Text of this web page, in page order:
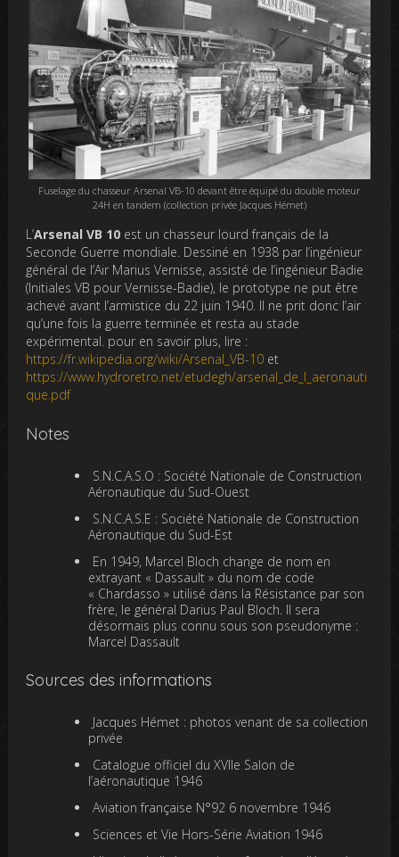
Fuselage du chasseur Arsenal VB-10 devant être équipé du double moteur
24H en tandem (collection privée Jacques Hémet)
L’Arsenal VB 10 est un chasseur lourd français de la
Seconde Guerre mondiale. Dessiné en 1938 par l’ingénieur
général de l’Air Marius Vernisse, assisté de l’ingénieur Badie
(Initiales VB pour Vernisse-Badie), le prototype ne put être
achevé avant l’armistice du 22 juin 1940. Il ne prit donc l’air
qu’une fois la guerre terminée et resta au stade
expérimental. pour en savoir plus, lire :
https://fr.wikipedia.org/wiki/Arsenal_VB-10 et
https://www.hydroretro.net/etudegh/arsenal_de_l_aeronauti
que.pdf
Notes
S.N.C.A.S.O : Société Nationale de Construction
Aéronautique du Sud-Ouest
S.N.C.A.S.E : Société Nationale de Construction
Aéronautique du Sud-Est
En 1949, Marcel Bloch change de nom en
extrayant « Dassault » du nom de code
« Chardasso » utilisé dans la Résistance par son
frère, le général Darius Paul Bloch. Il sera
désormais plus connu sous son pseudonyme :
Marcel Dassault
Sources des informations
Jacques Hémet : photos venant de sa collection
privée
Catalogue officiel du XVIIe Salon de
l’aéronautique 1946
Aviation française N°92 6 novembre 1946
Sciences et Vie Hors-Série Aviation 1946